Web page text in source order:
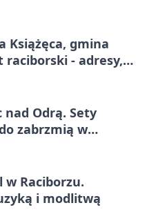
Książęca, gmina
raciborski - adresy,
nad Odrą. Sety
zabrzmią w
w Raciborzu.
i modlitwą